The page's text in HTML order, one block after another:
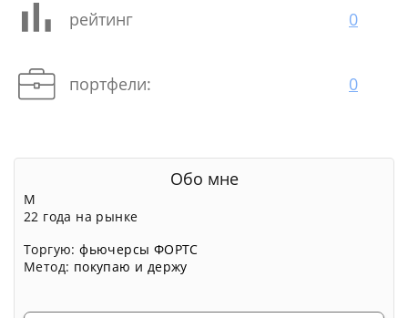
рейтинг 0
портфели: 0
Обо мне
М
22 года на рынке
Торгую:фьючерсы ФОРТС
Метод: покупаю и держу